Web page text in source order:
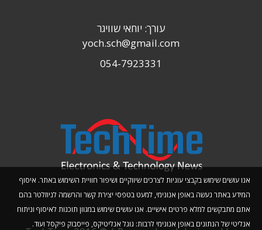
אנו עושים שימוש בקבצי עוגיות לצרכים שיווקיים ושיפור חוויית השימוש באתר. איסוף
המידע באתר נעשה באופן אנונימי, למעט בטפסי יצירת קשר והרשמה לניוזלטר בהם
אתם מתבקשים למלא פרטים אישיים. אנו עושים שימוש במגוון תוכנות לאיסוף וניתוח
אנליטי של הנתונים באופן אנונימי לרבות: גוגל אנליטיקס, פייסבוק פיקסל ועוד.
עורך: יוחאי שוויגר
yoch.sch@gmail.com
054-7923331